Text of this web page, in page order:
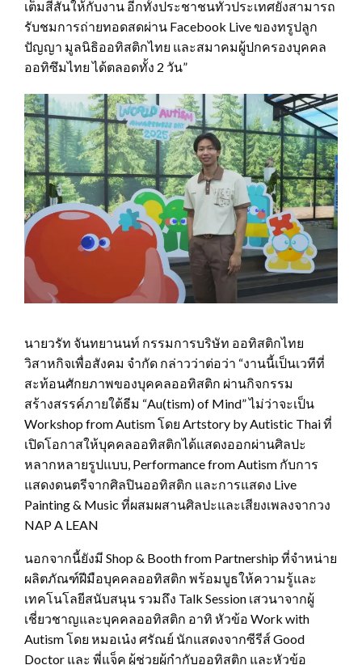
เต็มสีสันให้กับงาน อีกทั้งประชาชนทั่วประเทศยังสามารถ
รับชมการถ่ายทอดสดผ่าน Facebook Live ของทรูปลูก
ปัญญา มูลนิธิออทิสติกไทย และสมาคมผู้ปกครองบุคคล
ออทิซึมไทย ได้ตลอดทั้ง 2 วัน”
นายวรัท จันทยานนท์ กรรมการบริษัท ออทิสติกไทย
วิสาหกิจเพื่อสังคม จำกัด กล่าวว่าต่อว่า “งานนี้เป็นเวทีที่
สะท้อนศักยภาพของบุคคลออทิสติก ผ่านกิจกรรม
สร้างสรรค์ภายใต้ธีม “Au(tism) of Mind” ไม่ว่าจะเป็น
Workshop from Autism โดย Artstory by Autistic Thai ที่
เปิดโอกาสให้บุคคลออทิสติกได้แสดงออกผ่านศิลปะ
หลากหลายรูปแบบ, Performance from Autism กับการ
แสดงดนตรีจากศิลปินออทิสติก และการแสดง Live
Painting & Music ที่ผสมผสานศิลปะและเสียงเพลงจากวง
NAP A LEAN
นอกจากนี้ยังมี Shop & Booth from Partnership ที่จำหน่าย
ผลิตภัณฑ์ฝีมือบุคคลออทิสติก พร้อมบูธให้ความรู้และ
เทคโนโลยีสนับสนุน รวมถึง Talk Session เสวนาจากผู้
เชี่ยวชาญและบุคคลออทิสติก อาทิ หัวข้อ Work with
Autism โดย หมอเน๋ง ศรัณย์ นักแสดงจากซีรีส์ Good
Doctor และ พี่แจ็ค ผู้ช่วยผู้กำกับออทิสติก และหัวข้อ